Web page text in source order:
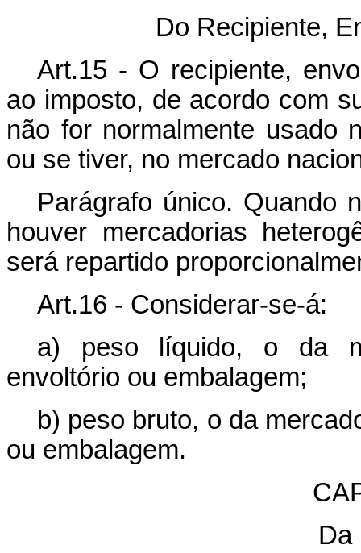
Do Recipiente,
Art.15 - O recipiente,
ao imposto, de acordo com
não for normalmente usado
ou se tiver, no mercado
Parágrafo único. Quando
houver mercadorias
será repartido
Art.16 - Considerar-se-á:
a) peso líquido, o da
envoltório ou embalagem;
b) peso bruto, o da
ou embalagem.
Da